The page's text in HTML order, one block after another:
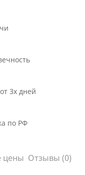
3х дней
по РФ
цены Отзывы (0)